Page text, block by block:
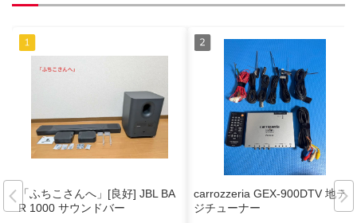
「ふちこさんへ」[良好] JBL BA
R 1000 サウンドバー
carrozzeria GEX-900DTV 地デ
ジチューナー